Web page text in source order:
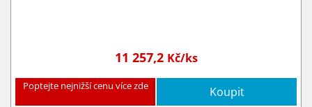
11 257,2 Kč/ks
Poptejte nejnižší cenu více zde Koupit